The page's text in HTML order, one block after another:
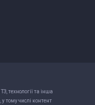
технології та інша
у тому числі контент